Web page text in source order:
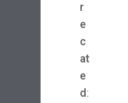
r
e
c
at
e
d :